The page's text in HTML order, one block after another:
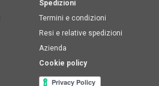
Spedizioni
Termini e condizioni
Resi e relative spedizioni
Azienda
Cookie policy